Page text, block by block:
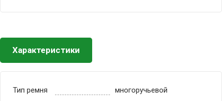
Характеристики
Тип ремня
многоручьевой